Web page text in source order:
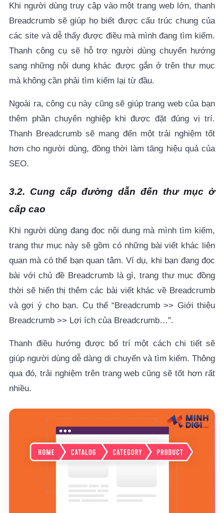
Khi người dùng truy cập vào một trang web lớn, thanh
Breadcrumb sẽ giúp họ biết được cấu trúc chung của
các site và dễ thấy được điều mà mình đang tìm kiếm.
Thanh công cụ sẽ hỗ trợ người dùng chuyển hướng
sang những nội dung khác được gắn ở trên thư mục
mà không cần phải tìm kiếm lại từ đầu.
Ngoài ra, công cụ này cũng sẽ giúp trang web của bạn
thêm phần chuyên nghiệp khi được đặt đúng vị trí.
Thanh Breadcrumb sẽ mang đến một trải nghiệm tốt
hơn cho người dùng, đồng thời làm tăng hiệu quả của
SEO.
3.2. Cung cấp đường dẫn đến thư mục ở
cấp cao
Khi người dùng đang đọc nội dung mà mình tìm kiếm,
trang thư mục này sẽ gồm có những bài viết khác liên
quan mà có thể bạn quan tâm. Ví dụ, khi bạn đang đọc
bài với chủ đề Breadcrumb là gì, trang thư mục đồng
thời sẽ hiển thị thêm các bài viết khác về Breadcrumb
và gợi ý cho bạn. Cụ thể “Breadcrumb >> Giới thiệu
Breadcrumb >> Lợi ích của Breadcrumb…”.
Thanh điều hướng được bố trí một cách chi tiết sẽ
giúp người dùng dễ dàng di chuyển và tìm kiếm. Thông
qua đó, trải nghiệm trên trang web cũng sẽ tốt hơn rất
nhiều.